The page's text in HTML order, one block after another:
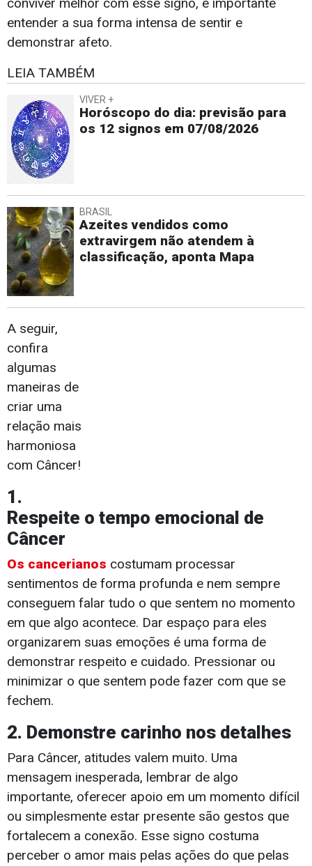
conviver melhor com esse signo, é importante
entender a sua forma intensa de sentir e
demonstrar afeto.
LEIA TAMBÉM
VIVER +
Horóscopo do dia: previsão para
os 12 signos em 07/08/2026
BRASIL
Azeites vendidos como
extravirgem não atendem à
classificação, aponta Mapa
A seguir,
confira
algumas
maneiras de
criar uma
relação mais
harmoniosa
com Câncer!
1.
Respeite o tempo emocional de
Câncer
Os cancerianos costumam processar
sentimentos de forma profunda e nem sempre
conseguem falar tudo o que sentem no momento
em que algo acontece. Dar espaço para eles
organizarem suas emoções é uma forma de
demonstrar respeito e cuidado. Pressionar ou
minimizar o que sentem pode fazer com que se
fechem.
2. Demonstre carinho nos detalhes
Para Câncer, atitudes valem muito. Uma
mensagem inesperada, lembrar de algo
importante, oferecer apoio em um momento difícil
ou simplesmente estar presente são gestos que
fortalecem a conexão. Esse signo costuma
perceber o amor mais pelas ações do que pelas